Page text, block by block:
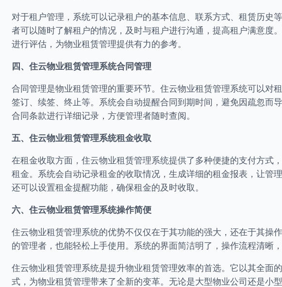
对于租户管理，系统可以记录租户的基本信息、联系方式、租赁历史
者可以随时了解租户的情况，及时与租户进行沟通，提高租户满意度
进行评估，为物业租赁管理提供有力的参考。
四、住云物业租赁管理系统合同管理
合同管理是物业租赁管理的重要环节。住云物业租赁管理系统可以对
签订、续签、终止等。系统会自动提醒合同到期时间，避免因疏忽而
合同条款进行详细记录，方便管理者随时查阅。
五、住云物业租赁管理系统租金收取
在租金收取方面，住云物业租赁管理系统提供了多种便捷的支付方式
租金。系统会自动记录租金的收取情况，生成详细的租金报表，让管
还可以设置租金提醒功能，确保租金的及时收取。
六、住云物业租赁管理系统操作简便
住云物业租赁管理系统的优势不仅仅在于其功能的强大，还在于其操
的管理者，也能轻松上手使用。系统的界面简洁明了，操作流程清晰
住云物业租赁管理系统是提升物业租赁管理效率的首选。它以其全面
式，为物业租赁管理带来了全新的变革。无论是大型物业公司还是小